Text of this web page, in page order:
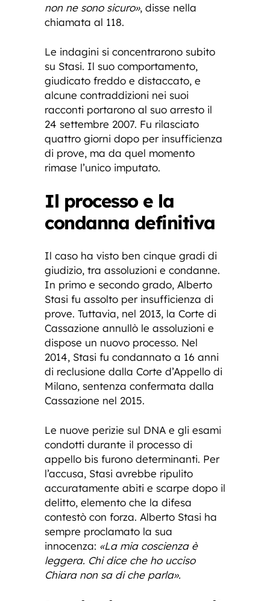
non ne sono sicuro», disse nella
chiamata al 118.
Le indagini si concentrarono subito
su Stasi. Il suo comportamento,
giudicato freddo e distaccato, e
alcune contraddizioni nei suoi
racconti portarono al suo arresto il
24 settembre 2007. Fu rilasciato
quattro giorni dopo per insufficienza
di prove, ma da quel momento
rimase l’unico imputato.
Il processo e la
condanna definitiva
Il caso ha visto ben cinque gradi di
giudizio, tra assoluzioni e condanne.
In primo e secondo grado, Alberto
Stasi fu assolto per insufficienza di
prove. Tuttavia, nel 2013, la Corte di
Cassazione annullò le assoluzioni e
dispose un nuovo processo. Nel
2014, Stasi fu condannato a 16 anni
di reclusione dalla Corte d’Appello di
Milano, sentenza confermata dalla
Cassazione nel 2015.
Le nuove perizie sul DNA e gli esami
condotti durante il processo di
appello bis furono determinanti. Per
l’accusa, Stasi avrebbe ripulito
accuratamente abiti e scarpe dopo il
delitto, elemento che la difesa
contestò con forza. Alberto Stasi ha
sempre proclamato la sua
innocenza: «La mia coscienza è
leggera. Chi dice che ho ucciso
Chiara non sa di che parla».